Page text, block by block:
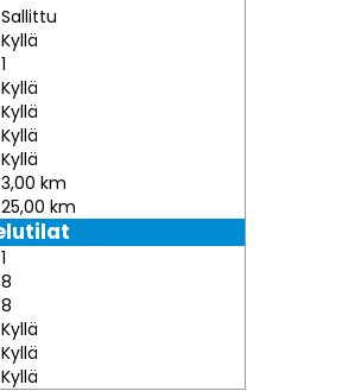
Sallittu
Kyllä
1
Kyllä
Kyllä
Kyllä
Kyllä
3,00 km
25,00 km
1
8
8
Kyllä
Kyllä
Kyllä